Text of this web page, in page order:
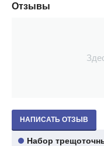
Отзывы
НАПИСАТЬ ОТЗЫВ
Набор